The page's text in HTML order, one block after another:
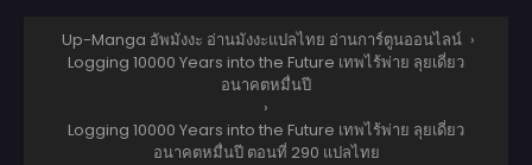
Up-Manga อัพมังงะ อ่านมังงะแปลไทย อ่านการ์ตูนออนไลน์ ›
Logging 10000 Years into the Future เทพไร้พ่าย ลุยเดี่ยว
อนาคตหมื่นปี
›
Logging 10000 Years into the Future เทพไร้พ่าย ลุยเดี่ยว
อนาคตหมื่นปี ตอนที่ 290 แปลไทย